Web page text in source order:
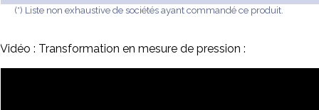
(*) Liste non exhaustive de sociétés ayant commandé ce produit.
Vidéo : Transformation en mesure de pression :